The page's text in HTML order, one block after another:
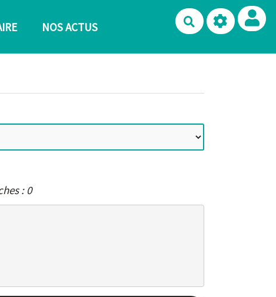
NOS ACTUS Rechercher
: 0